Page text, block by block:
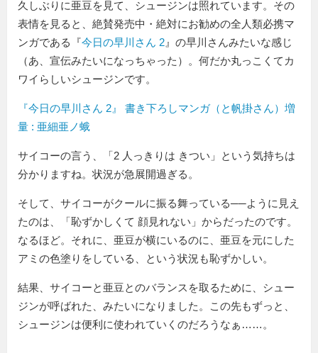
久しぶりに亜豆を見て、シュージンは照れています。その
表情を見ると、絶賛発売中・絶対にお勧めの全人類必携マ
ンガである『今日の早川さん 2 』の早川さんみたいな感じ
（あ、宣伝みたいになっちゃった）。何だか丸っこくてカ
ワイらしいシュージンです。
『今日の早川さん 2』 書き下ろしマンガ（と帆掛さん）増
量 : 亜細亜ノ蛾
サイコーの言う、 2 人っきりは きつい
という気持ちは
分かりますね。状況が急展開過ぎる。
そして、サイコーがクールに振る舞っている──ように見え
たのは、
恥ずかしくて 顔見れない
からだったのです。
なるほど。それに、亜豆が横にいるのに、亜豆を元にした
アミの色塗りをしている、という状況も恥ずかしい。
結果、サイコーと亜豆とのバランスを取るために、シュー
ジンが呼ばれた、みたいになりました。この先もずっと、
シュージンは便利に使われていくのだろうなぁ……。